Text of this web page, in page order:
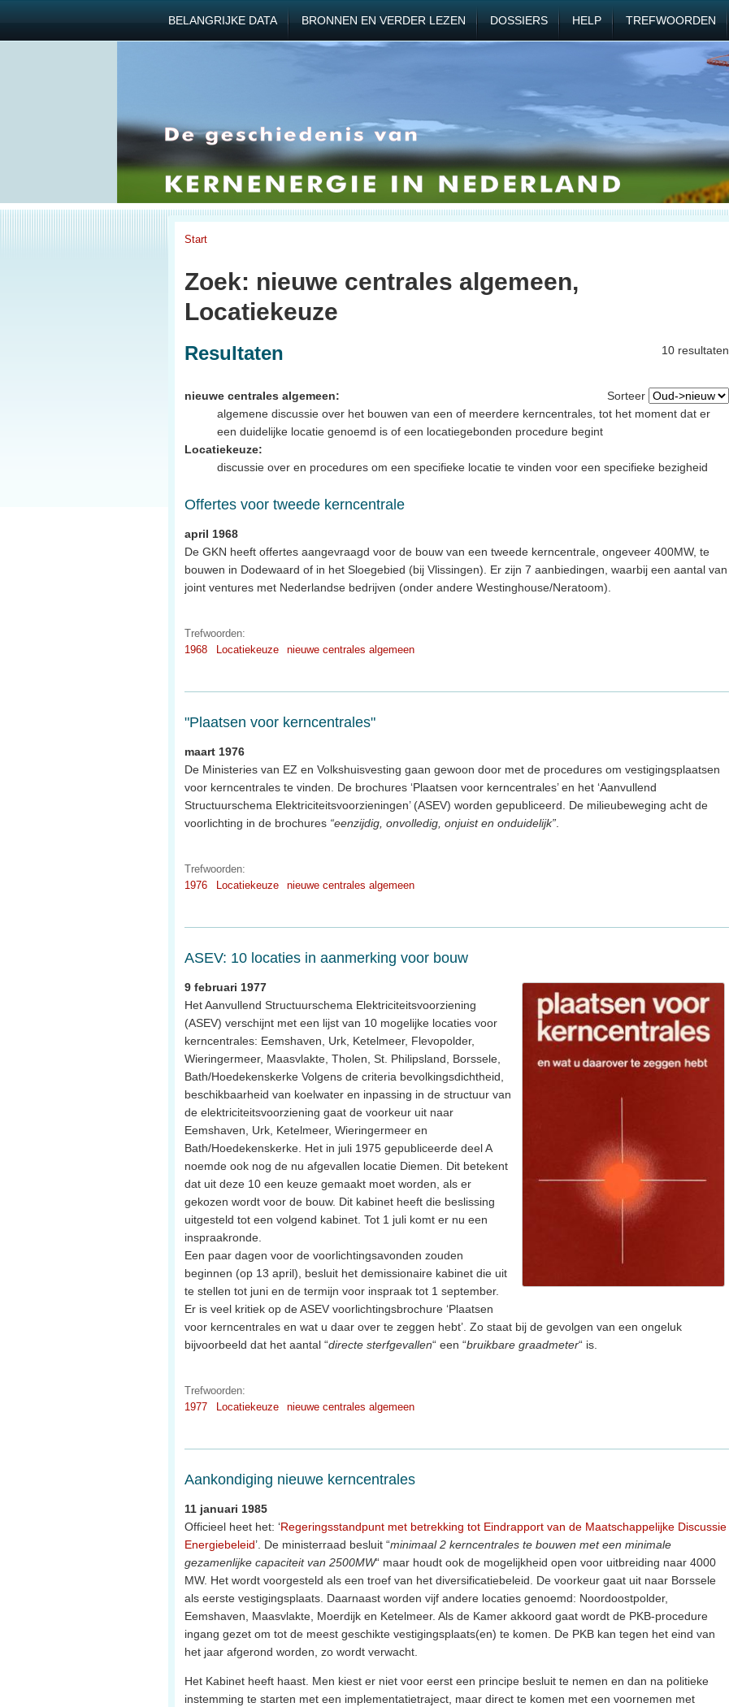
BELANGRIJKE DATA BRONNEN EN VERDER LEZEN DOSSIERS HELP TREFWOORDEN
Start
Zoek: nieuwe centrales algemeen,
Locatiekeuze
10 resultaten
Resultaten
Sorteer
nieuwe centrales algemeen:
algemene discussie over het bouwen van een of meerdere kerncentrales, tot het moment dat er
een duidelijke locatie genoemd is of een locatiegebonden procedure begint
Locatiekeuze:
discussie over en procedures om een specifieke locatie te vinden voor een specifieke bezigheid
Offertes voor tweede kerncentrale
april 1968
De GKN heeft offertes aangevraagd voor de bouw van een tweede kerncentrale, ongeveer 400MW, te
bouwen in Dodewaard of in het Sloegebied (bij Vlissingen). Er zijn 7 aanbiedingen, waarbij een aantal van
joint ventures met Nederlandse bedrijven (onder andere Westinghouse/Neratoom).
Trefwoorden:
1968
Locatiekeuze nieuwe centrales algemeen
"Plaatsen voor kerncentrales"
maart 1976
De Ministeries van EZ en Volkshuisvesting gaan gewoon door met de procedures om vestigingsplaatsen
voor kerncentrales te vinden. De brochures ‘Plaatsen voor kerncentrales’ en het ‘Aanvullend
Structuurschema Elektriciteitsvoorzieningen’ (ASEV) worden gepubliceerd. De milieubeweging acht de
voorlichting in de brochures “eenzijdig, onvolledig, onjuist en onduidelijk”
Trefwoorden:
1976
Locatiekeuze nieuwe centrales algemeen
ASEV: 10 locaties in aanmerking voor bouw
9 februari 1977
Het Aanvullend Structuurschema Elektriciteitsvoorziening
(ASEV) verschijnt met een lijst van 10 mogelijke locaties voor
kerncentrales: Eemshaven, Urk, Ketelmeer, Flevopolder,
Wieringermeer, Maasvlakte, Tholen, St. Philipsland, Borssele,
Bath/Hoedekenskerke Volgens de criteria bevolkingsdichtheid,
beschikbaarheid van koelwater en inpassing in de structuur van
de elektriciteitsvoorziening gaat de voorkeur uit naar
Eemshaven, Urk, Ketelmeer, Wieringermeer en
Bath/Hoedekenskerke. Het in juli 1975 gepubliceerde deel A
noemde ook nog de nu afgevallen locatie Diemen. Dit betekent
dat uit deze 10 een keuze gemaakt moet worden, als er
gekozen wordt voor de bouw. Dit kabinet heeft die beslissing
uitgesteld tot een volgend kabinet. Tot 1 juli komt er nu een
inspraakronde.
Een paar dagen voor de voorlichtingsavonden zouden
beginnen (op 13 april), besluit het demissionaire kabinet die uit
te stellen tot juni en de termijn voor inspraak tot 1 september.
Er is veel kritiek op de ASEV voorlichtingsbrochure ‘Plaatsen
voor kerncentrales en wat u daar over te zeggen hebt’. Zo staat bij de gevolgen van een ongeluk
bijvoorbeeld dat het aantal “directe sterfgevallen“ een “bruikbare graadmeter“ is.
Trefwoorden:
1977
Locatiekeuze nieuwe centrales algemeen
Aankondiging nieuwe kerncentrales
11 januari 1985
Officieel heet het: ‘Regeringsstandpunt met betrekking tot Eindrapport van de Maatschappelijke Discussie
Energiebeleid’. De ministerraad besluit “minimaal 2 kerncentrales te bouwen met een minimale
gezamenlijke capaciteit van 2500MW“ maar houdt ook de mogelijkheid open voor uitbreiding naar 4000
MW. Het wordt voorgesteld als een troef van het diversificatiebeleid. De voorkeur gaat uit naar Borssele
als eerste vestigingsplaats. Daarnaast worden vijf andere locaties genoemd: Noordoostpolder,
Eemshaven, Maasvlakte, Moerdijk en Ketelmeer. Als de Kamer akkoord gaat wordt de PKB-procedure
ingang gezet om tot de meest geschikte vestigingsplaats(en) te komen. De PKB kan tegen het eind van
het jaar afgerond worden, zo wordt verwacht.
Het Kabinet heeft haast. Men kiest er niet voor eerst een principe besluit te nemen en dan na politieke
instemming te starten met een implementatietraject, maar direct te komen met een voornemen met